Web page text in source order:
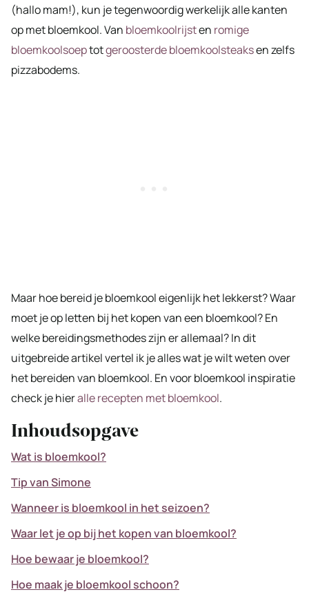
(hallo mam!), kun je tegenwoordig werkelijk alle kanten
op met bloemkool. Van bloemkoolrijsten romige
bloemkoolsoeptotgeroosterde bloemkoolsteaksen zelfs
pizzabodems.
Maar hoe bereid je bloemkool eigenlijk het lekkerst? Waar
moet je op letten bij het kopen van een bloemkool? En
welke bereidingsmethodes zijn er allemaal? In dit
uitgebreide artikel vertel ik je alles wat je wilt weten over
het bereiden van bloemkool. En voor bloemkool inspiratie
check je hieralle recepten met bloemkool.
Inhoudsopgave
Wat is bloemkool?
Tip van Simone
Wanneer is bloemkool in het seizoen?
Waar let je op bij het kopen van bloemkool?
Hoe bewaar je bloemkool?
Hoe maak je bloemkool schoon?